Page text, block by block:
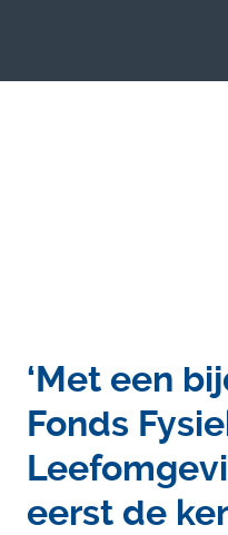
‘Met een
Fonds
eerst de